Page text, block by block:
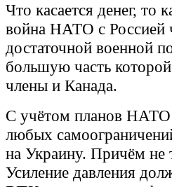
Что касается денег,
война НАТО с Россией
достаточной военной
большую часть
члены и Канада.
С учётом планов НАТО
любых
на Украину. Причём не
Усиление давления